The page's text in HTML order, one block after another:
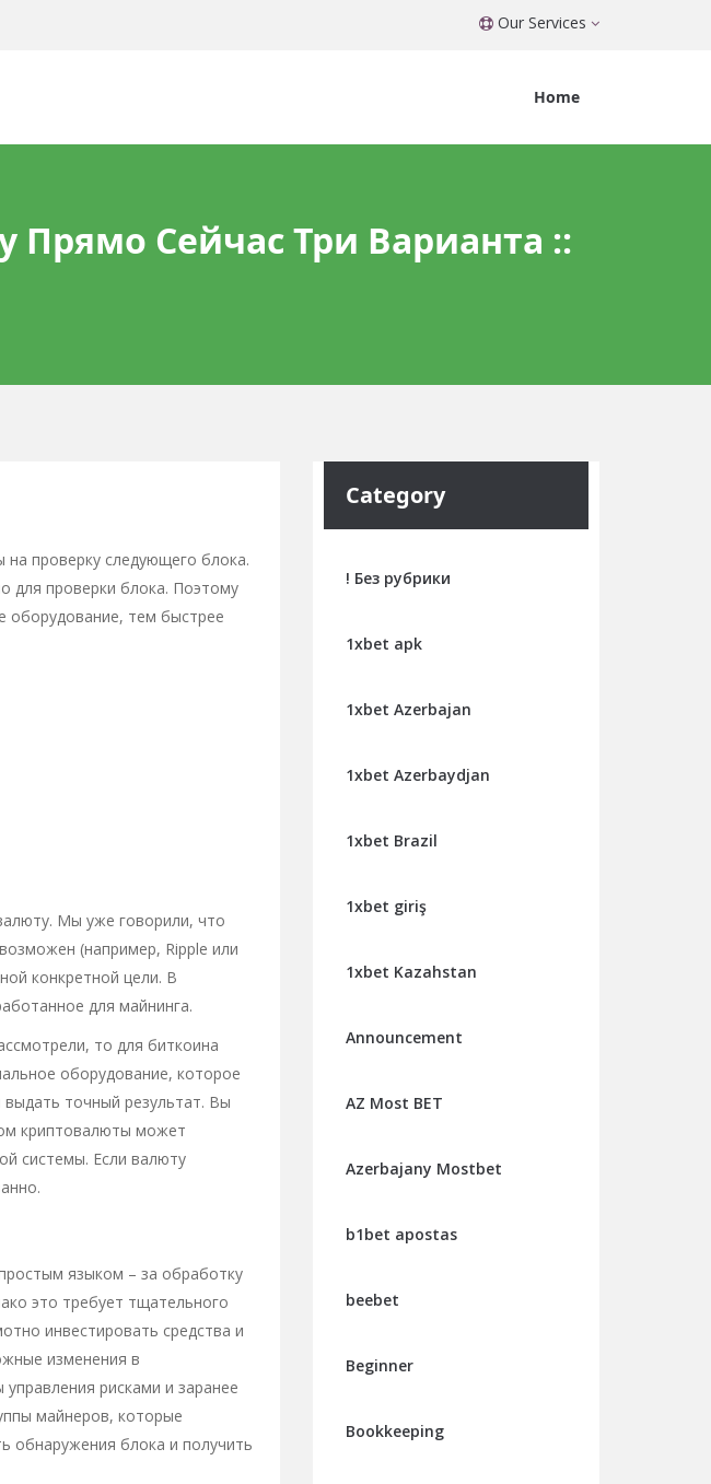
Our Services
Home
Сейчас Три Варианта ::
проверку следующего блока.
для проверки блока. Поэтому
оборудование, тем быстрее
Мы уже говорили, что
(например, Ripple или
конкретной цели. В
для майнинга.
то для биткоина
оборудование, которое
точный результат. Вы
криптовалюты может
системы. Если валюту
языком – за обработку
это требует тщательного
инвестировать средства и
изменения в
рисками и заранее
майнеров, которые
обнаружения блока и получить
Category
! Без рубрики
1xbet apk
1xbet Azerbajan
1xbet Azerbaydjan
1xbet Brazil
1xbet giriş
1xbet Kazahstan
Announcement
AZ Most BET
Azerbajany Mostbet
b1bet apostas
beebet
Beginner
Bookkeeping